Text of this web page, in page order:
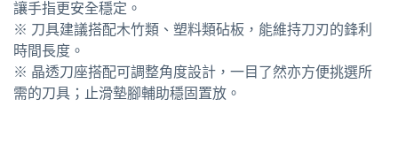
讓手指更安全穩定。
※ 刀具建議搭配木竹類、塑料類砧板，能維持刀刃的鋒利
時間長度。
※ 晶透刀座搭配可調整角度設計，一目了然亦方便挑選所
需的刀具；止滑墊腳輔助穩固置放。